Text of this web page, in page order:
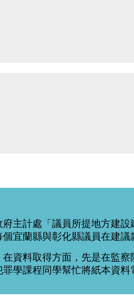
府主計處「議員所提地方建
宜蘭縣與彰化縣議員在建議
資料取得方面，先是在監
學課程同學幫忙將紙本資料